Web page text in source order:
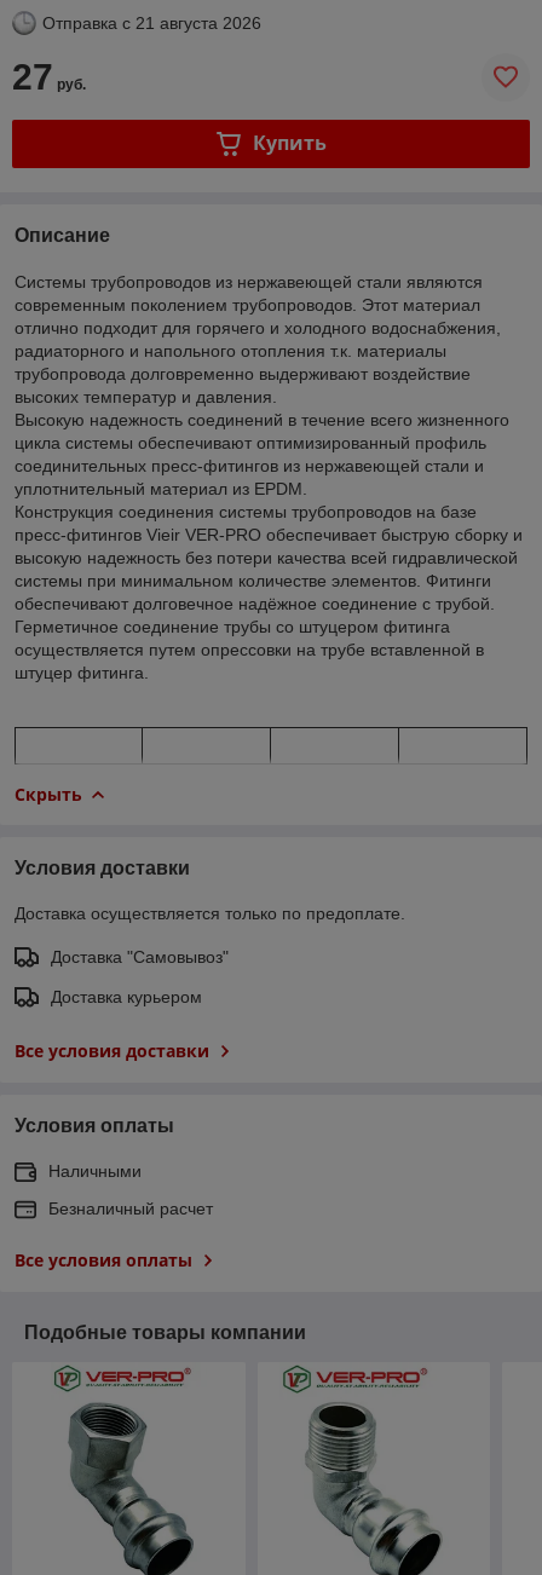
Отправка с 21 августа 2026
27 руб.
Купить
Описание
Системы трубопроводов из нержавеющей стали являются
современным поколением трубопроводов. Этот материал
отлично подходит для горячего и холодного водоснабжения,
радиаторного и напольного отопления т.к. материалы
трубопровода долговременно выдерживают воздействие
высоких температур и давления.
Высокую надежность соединений в течение всего жизненного
цикла системы обеспечивают оптимизированный профиль
соединительных пресс-фитингов из нержавеющей стали и
уплотнительный материал из EPDM.
Конструкция соединения системы трубопроводов на базе
пресс-фитингов Vieir VER-PRO обеспечивает быструю сборку и
высокую надежность без потери качества всей гидравлической
системы при минимальном количестве элементов. Фитинги
обеспечивают долговечное надёжное соединение с трубой.
Герметичное соединение трубы со штуцером фитинга
осуществляется путем опрессовки на трубе вставленной в
штуцер фитинга.
Скрыть
Условия доставки
Доставка осуществляется только по предоплате.
Доставка "Самовывоз"
Доставка курьером
Все условия доставки
Условия оплаты
Наличными
Безналичный расчет
Все условия оплаты
Подобные товары компании